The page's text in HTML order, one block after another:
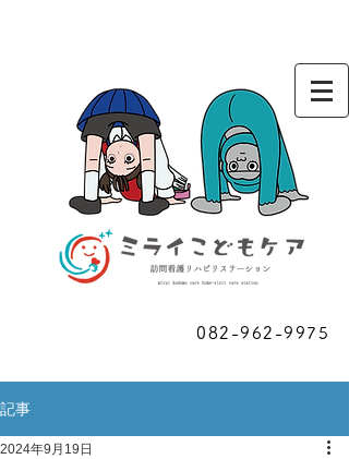
082-962-9975
記事
2024年9月19日